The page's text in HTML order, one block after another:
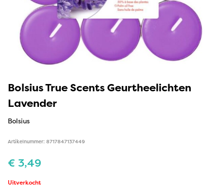
Bolsius True Scents Geurtheelichten
Lavender
Bolsius
Artikelnummer: 8717847137449
€ 3,49
Uitverkocht